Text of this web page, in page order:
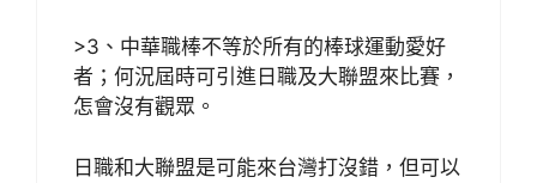
>3、中華職棒不等於所有的棒球運動愛好
者；何況屆時可引進日職及大聯盟來比賽，
怎會沒有觀眾。
日職和大聯盟是可能來台灣打沒錯，但可以